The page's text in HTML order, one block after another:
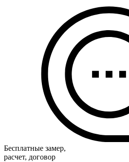
Бесплатные замер,
расчет, договор